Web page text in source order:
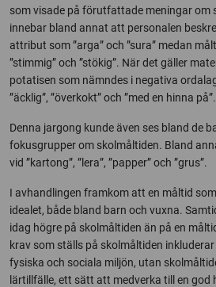
som visade på förutfattade meningar om
innebar bland annat att personalen
attribut som ”arga” och ”sura” medan
”stimmig” och ”stökig”. När det gäller
potatisen som nämndes i negativa
”äcklig”, ”överkokt” och ”med en hinna på”.
Denna jargong kunde även ses bland de
fokusgrupper om skolmåltiden. Bland
vid ”kartong”, ”lera”, ”papper” och ”grus”.
I avhandlingen framkom att en måltid
idealet, både bland barn och vuxna.
idag högre på skolmåltiden än på en
krav som ställs på skolmåltiden
fysiska och sociala miljön, utan
lärtillfälle, ett sätt att medverka till en god